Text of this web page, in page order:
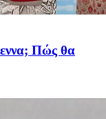
Πώς θα